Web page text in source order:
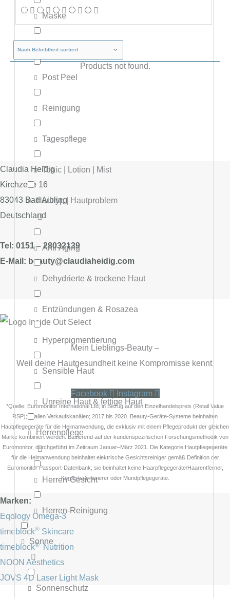
Maske
Nachtpflege
Post Peel
Reinigung
Tagespflege
Tonic | Lotion | Mist
Hauttyp | Hautproblem
Anti Aging
Dehydrierte & trockene Haut
Entzündungen & Rosazea
Hyperpigmentierung
Sensible Haut
Unreine Haut & fettige Haut
Herrenpflege
Herren-Gesicht
Herren-Reinigung
Sonne
Sonnenschutz
Products not found.
Claudia Heidig
Kirchzeile 16
83043 Bad Aibling
Deutschland
Tel: 0151 – 28032139
E-Mail: beauty@claudiaheidig.com
Mein Lieblings-Beauty –
Weil deine Hautgesundheit keine Kompromisse kennt.
Facebook Instagram
*Quelle: Euromonitor International Ltd; in Bezug auf den Einzelhandelspreis (Retail Value
RSP); in allen Verkaufskanälen; 2017 bis 2020. Beauty-Geräte-Systeme beinhalten
Hautpflegegeräte für die Heimanwendung, die exklusiv mit einem Pflegeprodukt der gleichen
Marke kombiniert werden. Basierend auf der kundenspezifischen Forschungsmethodik von
Euromonitor, durchgeführt im Zeitraum Januar–März 2021. Die Kategorie Hautpflegegeräte
für die Heimanwendung beinhaltet elektrische Gesichtsreiniger gemäß Definition der
Euromonitor Passport-Datenbank; sie beinhaltet keine Haarpflegegeräte/Haarentferner,
Körperhaarrasierer oder Mundpflegegeräte.
Marken:
Eqology Omega-3
timeblock® Skincare
timeblock® Nutrition
NOON Aesthetics
JOVS 4D Laser Light Mask